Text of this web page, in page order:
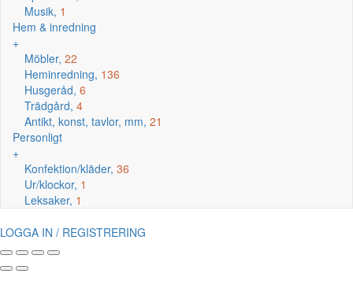
Musik, 1
Hem & inredning
+
Möbler, 22
Heminredning, 136
Husgeråd, 6
Trädgård, 4
Antikt, konst, tavlor, mm, 21
Personligt
+
Konfektion/kläder, 36
Ur/klockor, 1
Leksaker, 1
LOGGA IN / REGISTRERING